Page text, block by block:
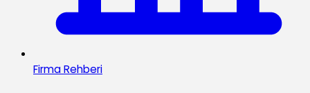
Firma Rehberi